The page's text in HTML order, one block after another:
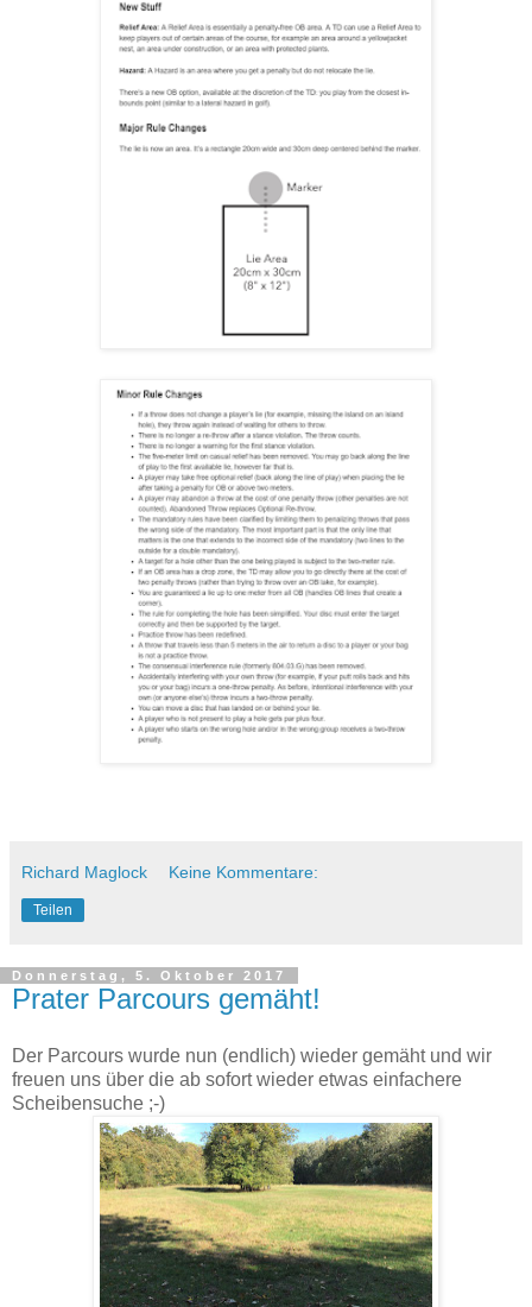
Richard Maglock Keine Kommentare:
Teilen
Donnerstag, 5. Oktober 2017
Prater Parcours gemäht!
Der Parcours wurde nun (endlich) wieder gemäht und wir
freuen uns über die ab sofort wieder etwas einfachere
Scheibensuche ;-)